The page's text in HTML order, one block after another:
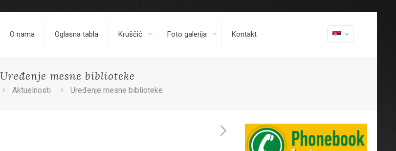
O nama Oglasna tabla Kruščić Foto galerija Kontakt
Uređenje mesne biblioteke
Aktuelnosti Uređenje mesne biblioteke